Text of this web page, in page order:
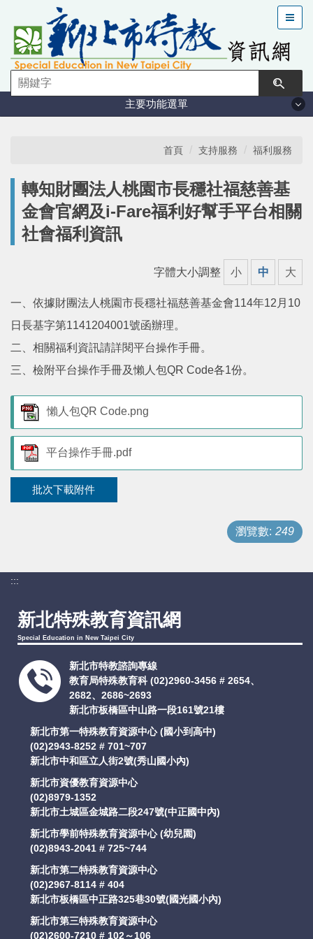
到
主
要
容
主要功能選單
特教現況
鑑定安置
學習輔導
支持服務
活動訊息
IEP
首頁 支持服務 福利服務
轉知財團法人桃園市長穩社福慈善基
金會官網及i-Fare福利好幫手平台相關
社會福利資訊
字體大小調整 小 中 大
一、依據財團法人桃園市長穩社福慈善基金會114年12月10
日長基字第1141204001號函辦理。
二、相關福利資訊請詳閱平台操作手冊。
三、檢附平台操作手冊及懶人包QR Code各1份。
懶人包QR Code.png
平台操作手冊.pdf
批次下載附件
瀏覽數: 249
:::
新北特殊教育資訊網
Special Education in New Taipei City
新北市特教諮詢專線
教育局特殊教育科 (02)2960-3456 # 2654、
2682、2686~2693
新北市板橋區中山路一段161號21樓
新北市第一特殊教育資源中心 (國小到高中)
(02)2943-8252 # 701~707
新北市中和區立人街2號(秀山國小內)
新北市資優教育資源中心
(02)8979-1352
新北市土城區金城路二段247號(中正國中內)
新北市學前特殊教育資源中心 (幼兒園)
(02)8943-2041 # 725~744
新北市第二特殊教育資源中心
(02)2967-8114 # 404
新北市板橋區中正路325巷30號(國光國小內)
新北市第三特殊教育資源中心
(02)2600-7210 # 102～106